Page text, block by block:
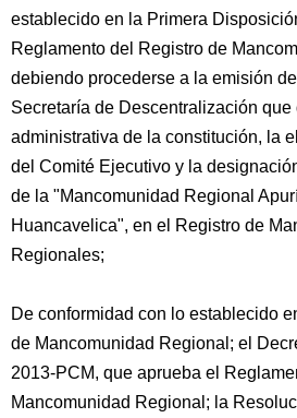
establecido en la Primera
Reglamento del Registro de
debiendo procederse a la emisión
Secretaría de Descentralización
administrativa de la constitución, la
del Comité Ejecutivo y la
de la "Mancomunidad Regional
Huancavelica", en el Registro de
Regionales;
De conformidad con lo establecido
de Mancomunidad Regional; el
2013-PCM, que aprueba el
Mancomunidad Regional; la